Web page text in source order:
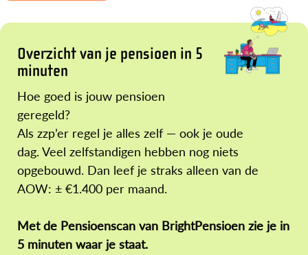
Overzicht van je pensioen in 5
minuten
Hoe goed is jouw pensioen
geregeld?
Als zzp’er regel je alles zelf — ook je oude
dag. Veel zelfstandigen hebben nog niets
opgebouwd. Dan leef je straks alleen van de
AOW: ± €1.400 per maand.
Met de Pensioenscan van BrightPensioen zie je in
5 minuten waar je staat.